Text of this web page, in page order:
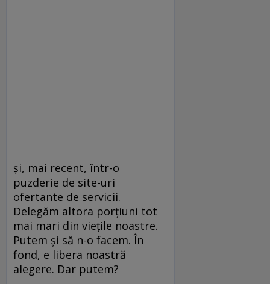
şi, mai recent, într-o
puzderie de site-uri
ofertante de servicii.
Delegăm altora porţiuni tot
mai mari din vieţile noastre.
Putem şi să n-o facem. În
fond, e libera noastră
alegere. Dar putem?